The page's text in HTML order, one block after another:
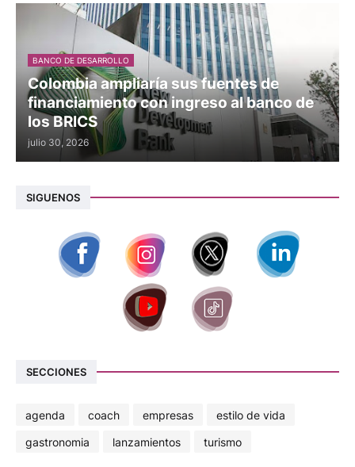
BANCO DE DESARROLLO
Colombia ampliaría sus fuentes de
financiamiento con ingreso al banco de
los BRICS
julio 30, 2026
SIGUENOS
SECCIONES
agenda coach empresas
estilo de vida
gastronomia
lanzamientos turismo